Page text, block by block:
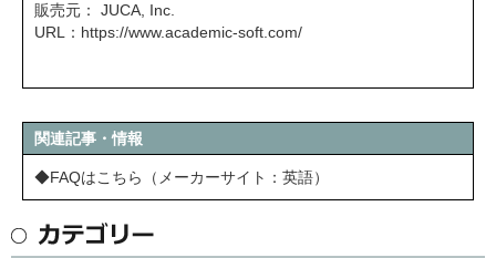
販売元： JUCA, Inc.
URL： https://www.academic-soft.com/
関連記事・情報
◆FAQはこちら（メーカーサイト：英語）